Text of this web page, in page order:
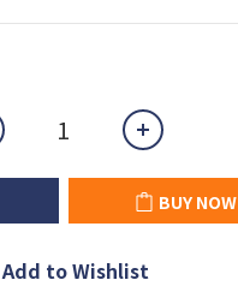
BUY NOW
Add to Wishlist